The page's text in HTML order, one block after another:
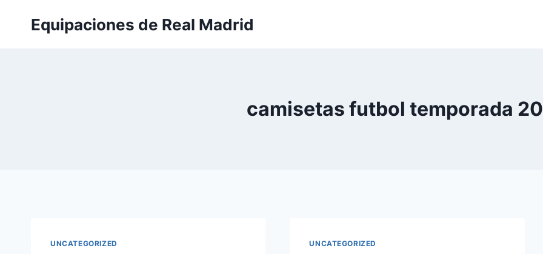
Equipaciones de Real Madrid
camisetas futbol temporada
UNCATEGORIZED UNCATEGORIZED